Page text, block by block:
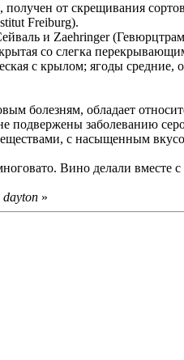
получен от скрещивания
Freiburg).
и Zaehringer
со слегка
с крылом; ягоды
болезням, обладает
подвержены заболеванию
с насыщенным
Вино делали вместе
»